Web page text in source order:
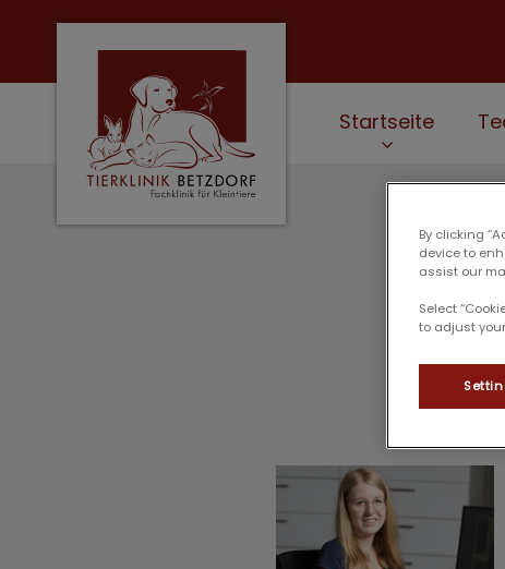
Homepage Tierklinik Betzdorf
Startseite
By clicking
device to
assist our
Select
to adjust